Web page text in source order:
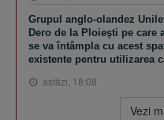
Grupul anglo-olandez
Dero de la Ploieşti pe care
se va întâmpla cu acest
existente pentru utilizarea
astăzi, 18:08
Vezi